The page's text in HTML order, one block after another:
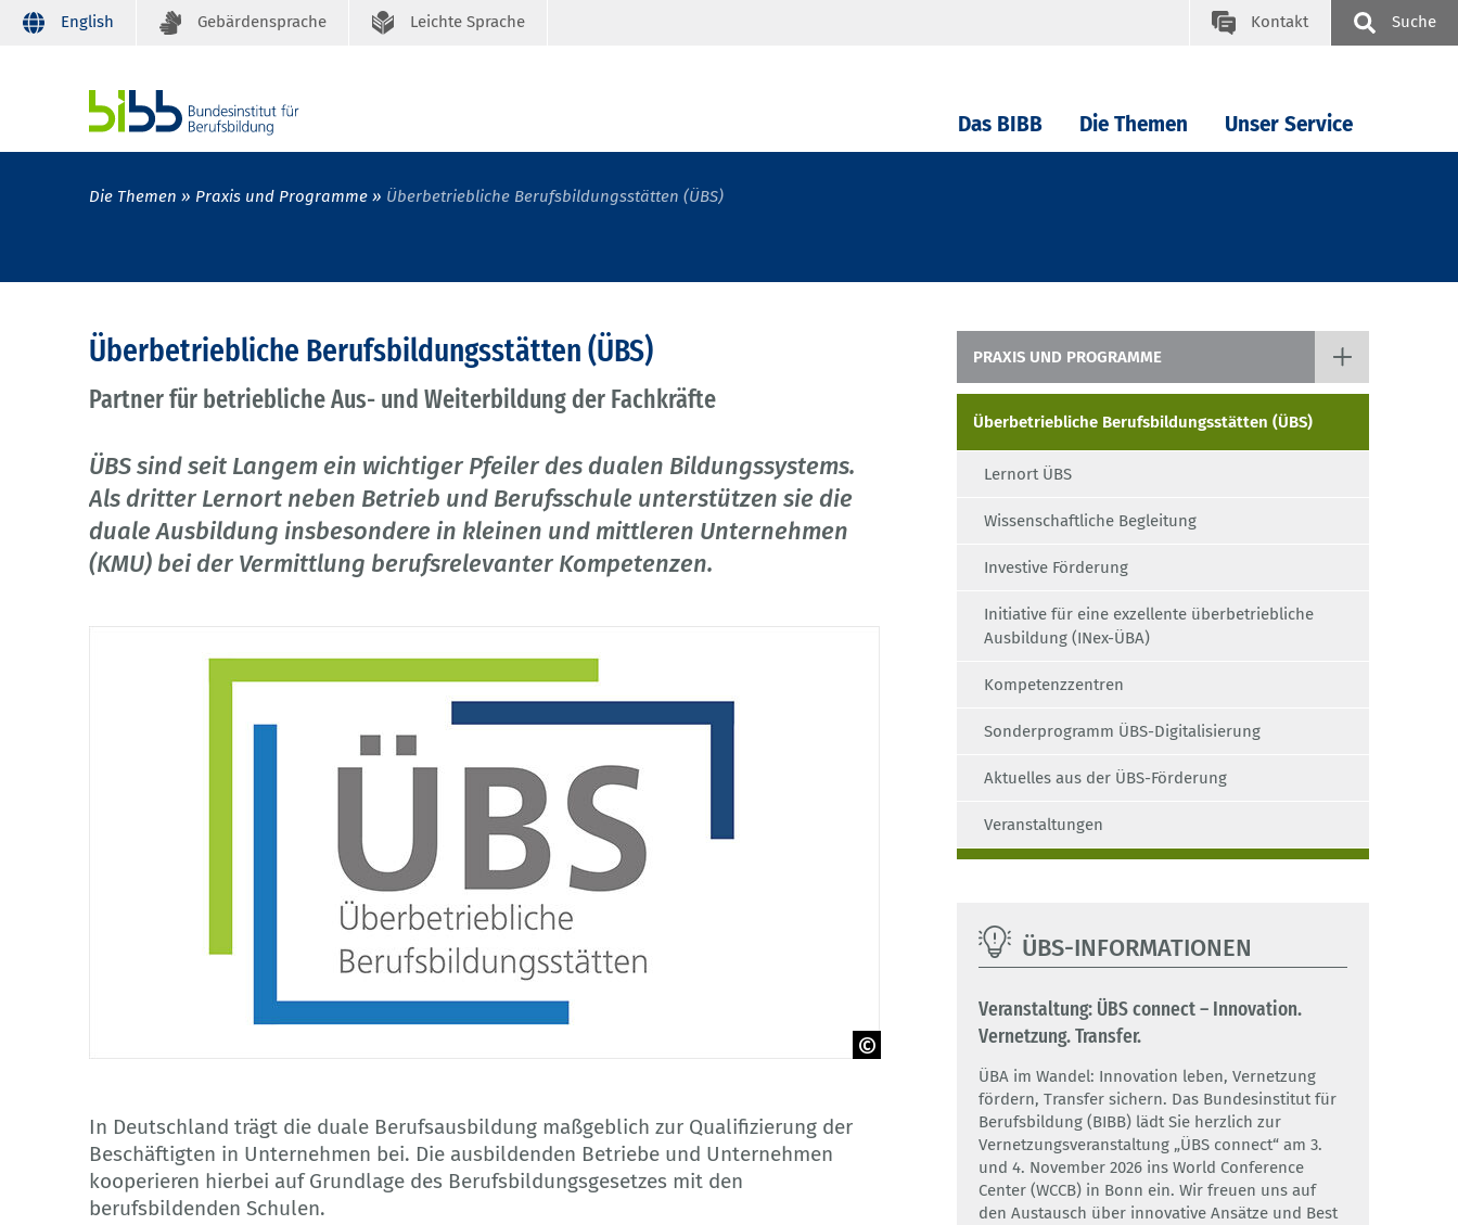
English Gebärdensprache Leichte Sprache Kontakt Suche
Das BIBB Die Themen Unser Service
Die Themen Praxis und Programme Überbetriebliche Berufsbildungsstätten (ÜBS)
Überbetriebliche Berufsbildungsstätten (ÜBS)
Partner für betriebliche Aus- und Weiterbildung der Fachkräfte
ÜBS sind seit Langem ein wichtiger Pfeiler des dualen Bildungssystems.
Als dritter Lernort neben Betrieb und Berufsschule unterstützen sie die
duale Ausbildung insbesondere in kleinen und mittleren Unternehmen
(KMU) bei der Vermittlung berufsrelevanter Kompetenzen.
In Deutschland trägt die duale Berufsausbildung maßgeblich zur Qualifizierung der
Beschäftigten in Unternehmen bei. Die ausbildenden Betriebe und Unternehmen
kooperieren hierbei auf Grundlage des Berufsbildungsgesetzes mit den
berufsbildenden Schulen.
PRAXIS UND PROGRAMME
Leando
Alphabetisierung
Berufsorientierungsprogramm (BOP)
Berufliche Orientierung für Personen mit Flucht-
Modellversuche
NIB - Nachhaltig im Beruf
Weiterbildungsmentoring
Überbetriebliche Berufsbildungsstätten (ÜBS)
Nationale Agentur Bildung für Europa beim BIBB
Initiative Klischeefrei
Initiative Bildungsketten
Wettbewerb InnoVET
Forschungs- und Transferinitiative ASCOT+
Berufswettbewerbe Euro- und WorldSkills
Überbetriebliche Berufsbildungsstätten (ÜBS)
Lernort ÜBS
Wissenschaftliche Begleitung
Investive Förderung
Initiative für eine exzellente überbetriebliche
Ausbildung (INex-ÜBA)
Kompetenzzentren
Sonderprogramm ÜBS-Digitalisierung
Aktuelles aus der ÜBS-Förderung
Veranstaltungen
ÜBS-INFORMATIONEN
Veranstaltung: ÜBS connect – Innovation.
Vernetzung. Transfer.
ÜBA im Wandel: Innovation leben, Vernetzung
fördern, Transfer sichern. Das Bundesinstitut für
Berufsbildung (BIBB) lädt Sie herzlich zur
Vernetzungsveranstaltung „ÜBS connect“ am 3.
und 4. November 2026 ins World Conference
Center (WCCB) in Bonn ein. Wir freuen uns auf
den Austausch über innovative Ansätze und Best